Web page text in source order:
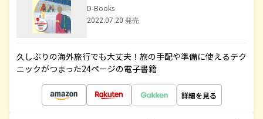
D-Books
2022.07.20 発売
久しぶりの海外旅行でも大丈夫！旅の手配や準備に使えるテク
ニックがつまった24ページの電子書籍
詳細を見る